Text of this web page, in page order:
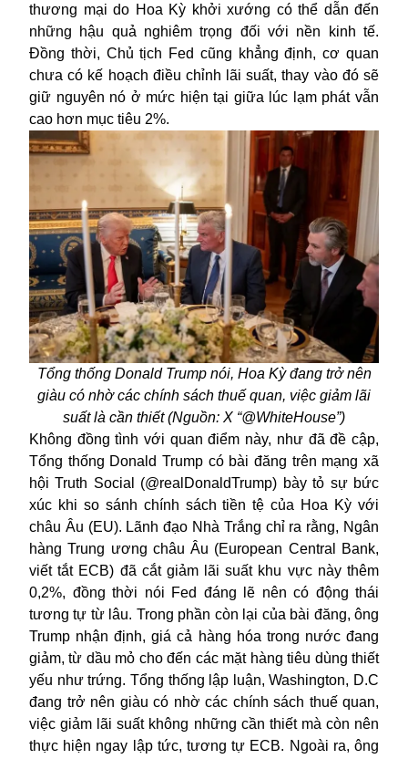
thương mại do Hoa Kỳ khởi xướng có thể dẫn đến
những hậu quả nghiêm trọng đối với nền kinh tế.
Đồng thời, Chủ tịch Fed cũng khẳng định, cơ quan
chưa có kế hoạch điều chỉnh lãi suất, thay vào đó sẽ
giữ nguyên nó ở mức hiện tại giữa lúc lạm phát vẫn
cao hơn mục tiêu 2%.
Tổng thống Donald Trump nói, Hoa Kỳ đang trở nên
giàu có nhờ các chính sách thuế quan, việc giảm lãi
suất là cần thiết (Nguồn: X “@WhiteHouse”)
Không đồng tình với quan điểm này, như đã đề cập,
Tổng thống Donald Trump có bài đăng trên mạng xã
hội Truth Social (@realDonaldTrump) bày tỏ sự bức
xúc khi so sánh chính sách tiền tệ của Hoa Kỳ với
châu Âu (EU). Lãnh đạo Nhà Trắng chỉ ra rằng, Ngân
hàng Trung ương châu Âu (European Central Bank,
viết tắt ECB) đã cắt giảm lãi suất khu vực này thêm
0,2%, đồng thời nói Fed đáng lẽ nên có động thái
tương tự từ lâu. Trong phần còn lại của bài đăng, ông
Trump nhận định, giá cả hàng hóa trong nước đang
giảm, từ dầu mỏ cho đến các mặt hàng tiêu dùng thiết
yếu như trứng. Tổng thống lập luận, Washington, D.C
đang trở nên giàu có nhờ các chính sách thuế quan,
việc giảm lãi suất không những cần thiết mà còn nên
thực hiện ngay lập tức, tương tự ECB. Ngoài ra, ông